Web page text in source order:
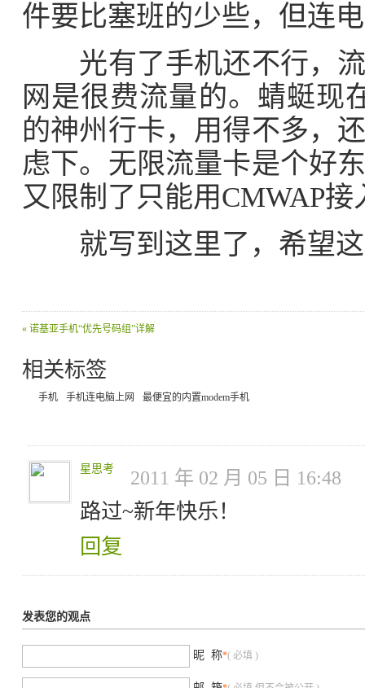
件要比塞班的少些，但连
光有了手机还不行，流
网是很费流量的。蜻蜓现
的神州行卡，用得不多，
虑下。无限流量卡是个好
又限制了只能用CMWAP
就写到这里了，希望这
« 诺基亚手机“优先号码组”详解
相关标签
手机 手机连电脑上网 最便宜的内置modem手机
星思考 2011 年 02 月 05 日 16:48
路过~新年快乐！
回复
发表您的观点
昵 称*( 必填 )